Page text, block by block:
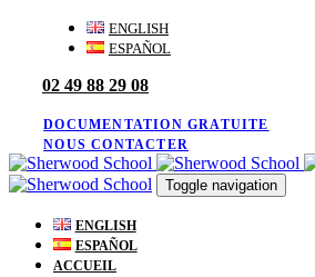
navigation
content
ENGLISH
ESPAÑOL
02 49 88 29 08
DOCUMENTATION GRATUITE
NOUS CONTACTER
Toggle navigation
ENGLISH
ESPAÑOL
ACCUEIL